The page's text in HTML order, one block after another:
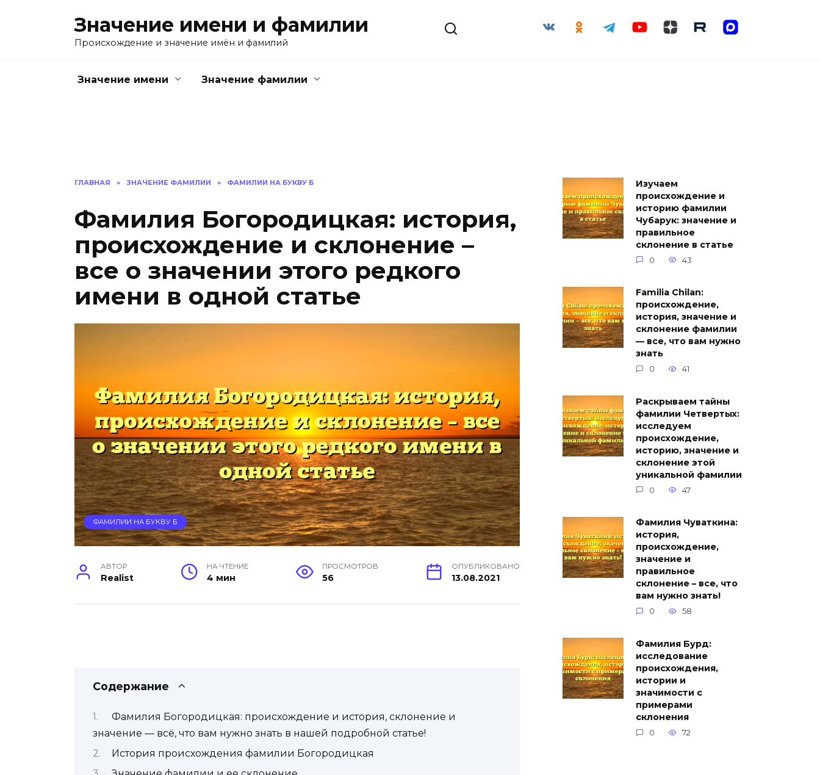
Значение имени и фамилии
Происхождение и значение имён и фамилий
Значение имени Значение фамилии
ГЛАВНАЯ » ЗНАЧЕНИЕ ФАМИЛИИ » ФАМИЛИИ НА БУКВУ Б
Фамилия Богородицкая: история,
происхождение и склонение –
все о значении этого редкого
имени в одной статье
ФАМИЛИИ НА БУКВУ Б
АВТОР
Realist
НА ЧТЕНИЕ
4 мин
ПРОСМОТРОВ
56
ОПУБЛИКОВАНО
13.08.2021
Содержание
Фамилия Богородицкая: происхождение и история, склонение и
значение — всё, что вам нужно знать в нашей подробной статье!
История происхождения фамилии Богородицкая
Изучаем
происхождение и
историю фамилии
Чубарук: значение и
правильное
склонение в статье
0 43
Familia Chilan:
происхождение,
история, значение и
склонение фамилии
— все, что вам нужно
знать
0 41
Раскрываем тайны
фамилии Четвертых:
исследуем
происхождение,
историю, значение и
склонение этой
уникальной фамилии
0 47
Фамилия Чуваткина:
история,
происхождение,
значение и
правильное
склонение – все, что
вам нужно знать!
0 58
Фамилия Бурд:
исследование
происхождения,
истории и
значимости с
примерами
склонения
0 72